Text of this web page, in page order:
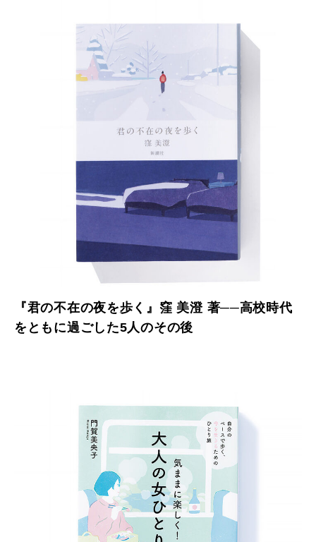
『君の不在の夜を歩く』窪 美澄 著──高校時代
をともに過ごした5人のその後